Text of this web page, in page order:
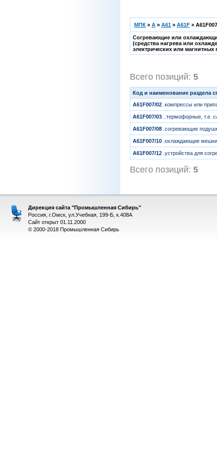
МПК » A » A61 » A61F »
Согревающие или
(средства нагрева или
электрических или магнитных
Всего позиций: 5
Код и наименование раздела
A61F007/02 .компрессы или
A61F007/03 ..термофорные, т.е.
A61F007/08 .согревающие
A61F007/10 .охлаждающие
A61F007/12 .устройства для
Всего позиций: 5
Дирекция сайта "Промышленная Сибирь"
Россия, г.Омск, ул.Учебная, 199-Б, к.408А
Сайт открыт 01.11.2000
© 2000-2018 Промышленная Сибирь